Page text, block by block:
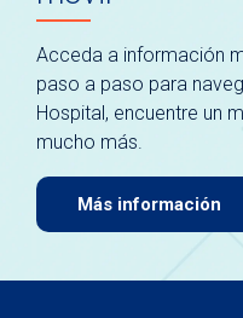
Acceda a información
paso a paso para
Hospital, encuentre un
mucho más.
Más información